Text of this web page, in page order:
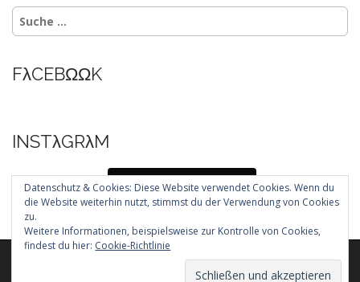
Suche
nach:
FλCEBΩΩK
INSTλGRλM
Folg mir auf Instagram
. All Rights Reserved.
Datenschutz & Cookies: Diese Website verwendet Cookies. Wenn du
die Website weiterhin nutzt, stimmst du der Verwendung von Cookies
zu.
Weitere Informationen, beispielsweise zur Kontrolle von Cookies,
findest du hier: Cookie-Richtlinie